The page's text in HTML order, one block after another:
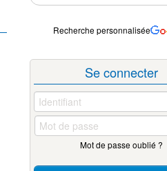
Recherche personnalisée
Se connecter
Mot de passe oublié ?